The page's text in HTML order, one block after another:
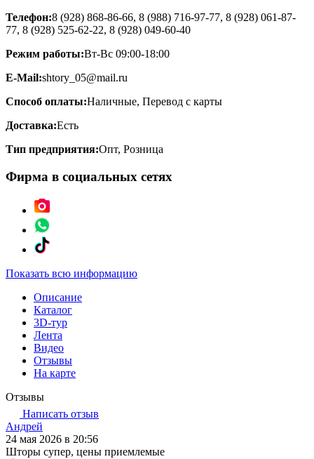
Телефон:8 (928) 868-86-66, 8 (988) 716-97-77, 8 (928) 061-87-
77, 8 (928) 525-62-22, 8 (928) 049-60-40
Режим работы:Вт-Вс 09:00-18:00
E-Mail:shtory_05@mail.ru
Способ оплаты:Наличные, Перевод с карты
Доставка:Есть
Тип предприятия:Опт, Розница
Фирма в социальных сетях
Показать всю информацию
Описание
Каталог
3D-тур
Лента
Видео
Отзывы
На карте
Отзывы
Написать отзыв
Андрей
24 мая 2026 в 20:56
Шторы супер, цены приемлемые